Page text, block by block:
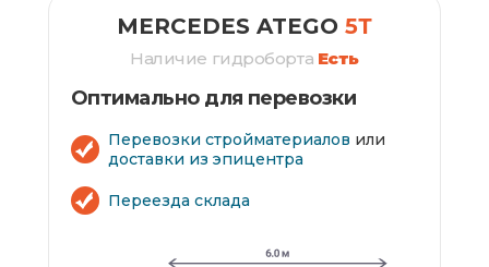
MERCEDES ATEGO 5Т
Наличие гидроборта Есть
Оптимально для перевозки
Перевозки стройматериалов или
доставки из эпицентра
Переезда склада